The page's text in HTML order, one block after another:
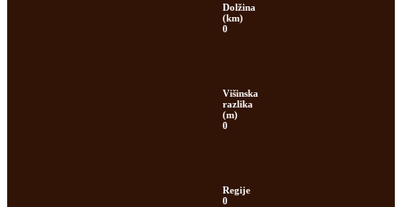
Dolžina
(km)
0
Višinska
razlika
(m)
0
Regije
0